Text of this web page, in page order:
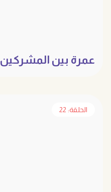
عمرة بين المشركين
الحلقة: 22